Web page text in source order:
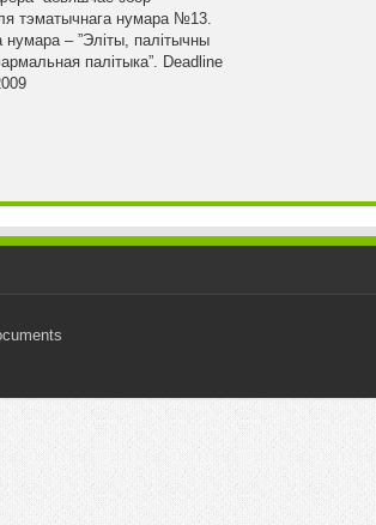
тэматычнага нумара №13.
– ”Эліты, палітычны
палітыка”. Deadline